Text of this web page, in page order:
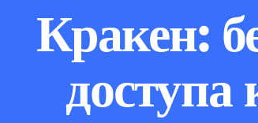
Onsite
Кракен: